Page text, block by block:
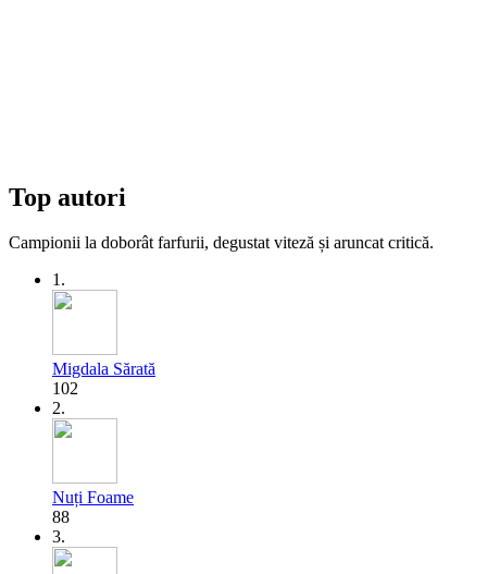
Top autori
Campionii la doborât farfurii, degustat viteză și aruncat critică.
1.
Migdala Sărată
102
2.
Nuți Foame
88
3.